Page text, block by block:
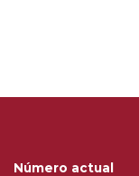
Número actual